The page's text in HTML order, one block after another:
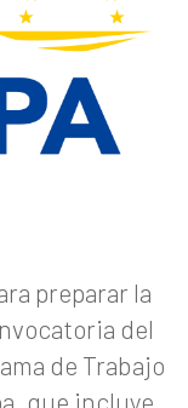
preparar la
del
de Trabajo
que incluye